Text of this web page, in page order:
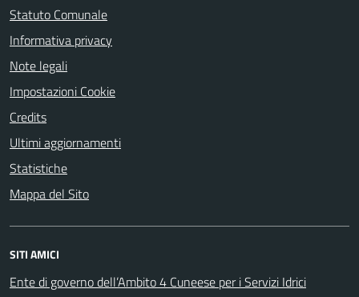
Statuto Comunale
Informativa privacy
Note legali
Impostazioni Cookie
Credits
Ultimi aggiornamenti
Statistiche
Mappa del Sito
SITI AMICI
Ente di governo dell’Ambito 4 Cuneese per i Servizi Idrici